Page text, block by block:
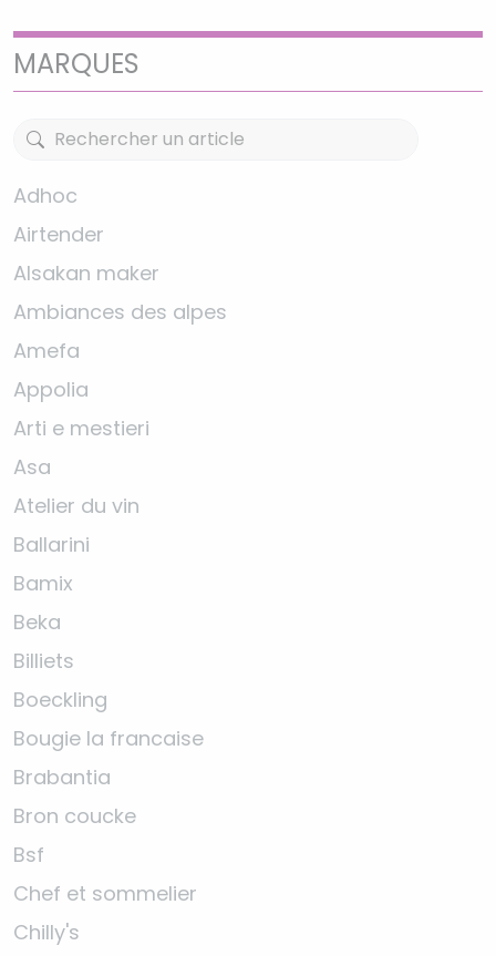
MARQUES
Adhoc
Airtender
Alsakan maker
Ambiances des alpes
Amefa
Appolia
Arti e mestieri
Asa
Atelier du vin
Ballarini
Bamix
Beka
Billiets
Boeckling
Bougie la francaise
Brabantia
Bron coucke
Bsf
Chef et sommelier
Chilly's